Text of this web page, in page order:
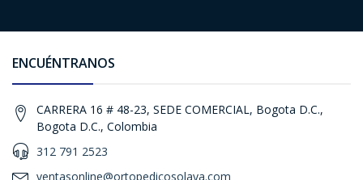
ENCUÉNTRANOS
CARRERA 16 # 48-23, SEDE COMERCIAL, Bogota D.C.,
Bogota D.C., Colombia
312 791 2523
ventasonline@ortopedicosolaya.com